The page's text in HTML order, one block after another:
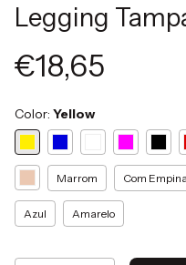
Legging
€18,65
Color: Yellow
Marrom Com
Azul Amarelo